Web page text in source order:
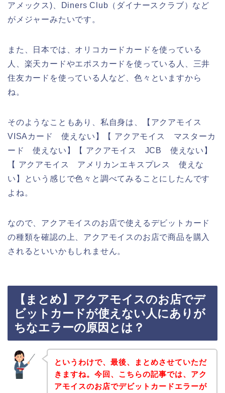
アメックス)、Diners Club（ダイナースクラブ）など
がメジャーみたいです。
また、日本では、オリコカードカードを使っている
人、楽天カードやエポスカードを使っている人、三井
住友カードを使っている人など、色々といますから
ね。
そのようなこともあり、私自身は、【アクアモイス
VISAカード 使えない】【 アクアモイス マスターカ
ード 使えない】【 アクアモイス JCB 使えない】
【 アクアモイス アメリカンエキスプレス 使えな
い】という感じで色々と調べてみることにしたんです
よね。
なので、アクアモイスのお店で使えるデビットカード
の種類を確認の上、アクアモイスのお店で商品を購入
されるといいかもしれません。
【まとめ】アクアモイスのお店でデ
ビットカードが使えない人にありが
ちなエラーの原因とは？
というわけで、最後、まとめさせていただ
きますね。今回、こちらの記事では、アク
アモイスのお店でデビットカードエラーが